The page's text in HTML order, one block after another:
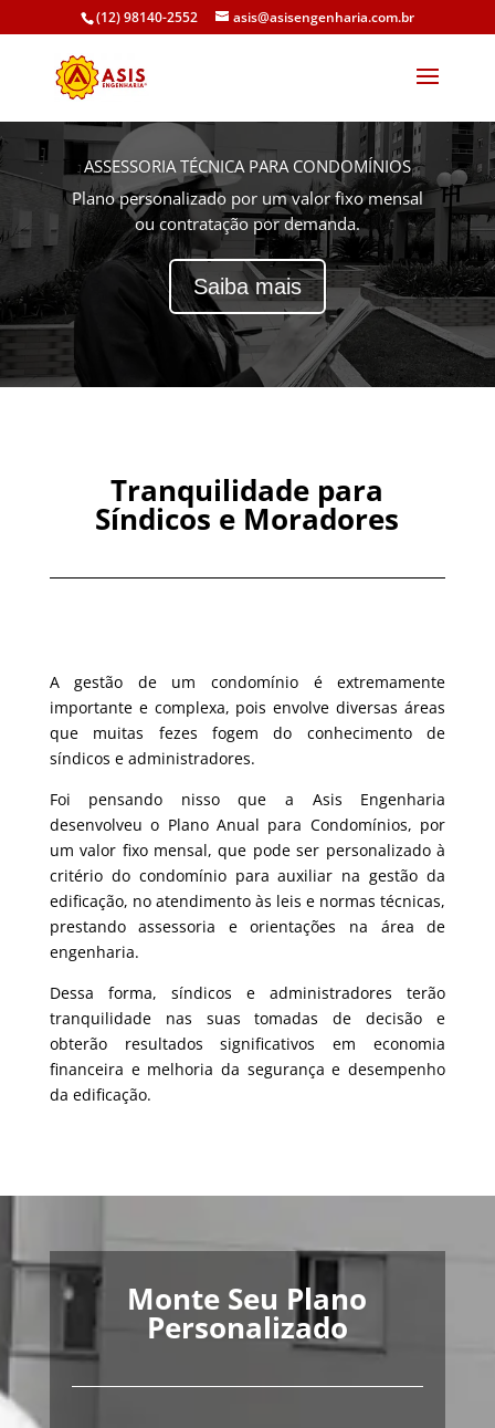
(12) 98140-2552 asis@asisengenharia.com.br
ASSESSORIA TÉCNICA PARA CONDOMÍNIOS
Plano personalizado por um valor fixo mensal
ou contratação por demanda.
Saiba mais
Tranquilidade para
Síndicos e Moradores
A gestão de um condomínio é extremamente
importante e complexa, pois envolve diversas áreas
que muitas fezes fogem do conhecimento de
síndicos e administradores.
Foi pensando nisso que a Asis Engenharia
desenvolveu o Plano Anual para Condomínios, por
um valor fixo mensal, que pode ser personalizado à
critério do condomínio para auxiliar na gestão da
edificação, no atendimento às leis e normas técnicas,
prestando assessoria e orientações na área de
engenharia.
Dessa forma, síndicos e administradores terão
tranquilidade nas suas tomadas de decisão e
obterão resultados significativos em economia
financeira e melhoria da segurança e desempenho
da edificação.
Monte Seu Plano
Personalizado